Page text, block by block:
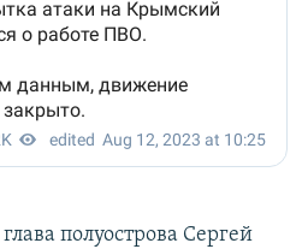
полуострова Сергей